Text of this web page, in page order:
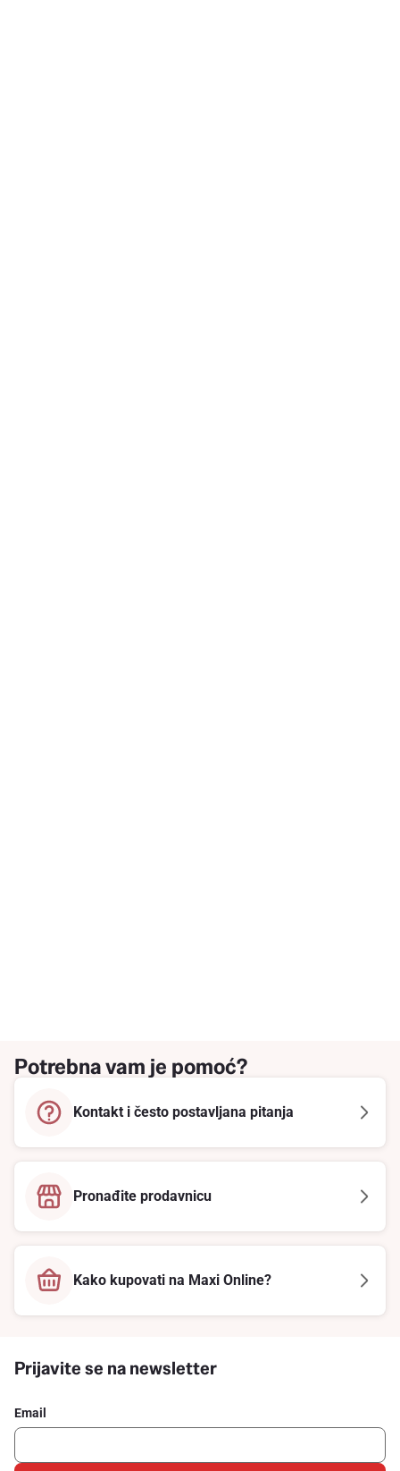
Potrebna vam je pomoć?
Kontakt i često postavljana pitanja
Pronađite prodavnicu
Kako kupovati na Maxi Online?
Prijavite se na newsletter
Email